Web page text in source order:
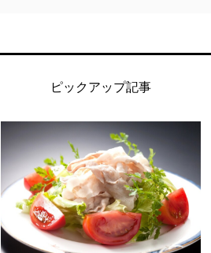
ピックアップ記事